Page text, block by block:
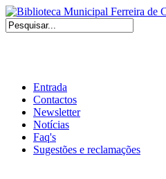
Entrada
Contactos
Newsletter
Notícias
Faq's
Sugestões e reclamações